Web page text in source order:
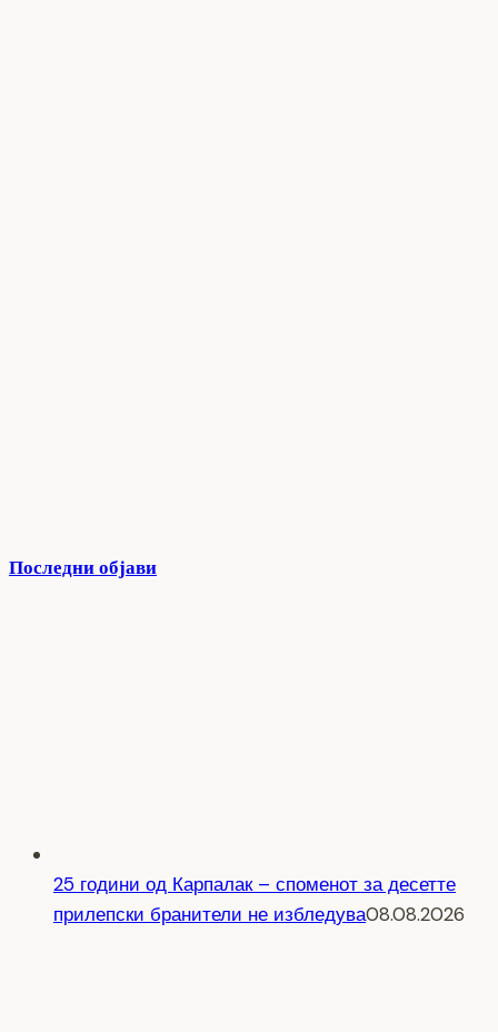
Последни објави
25 години од Карпалак – споменот за десетте
прилепски бранители не избледува08.08.2026